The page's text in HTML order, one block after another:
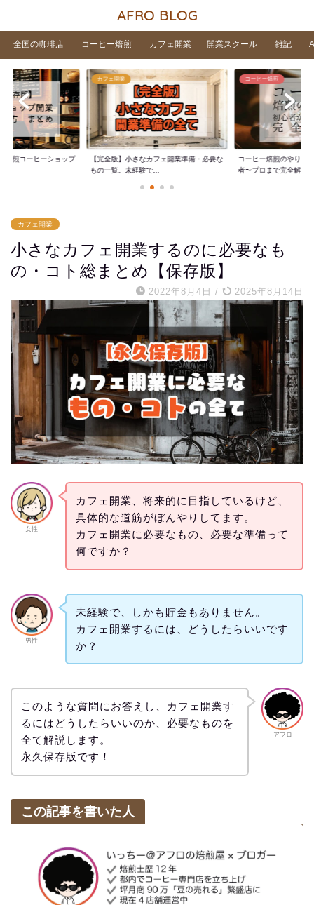
AFRO BLOG
全国の珈琲店 コーヒー焙煎 カフェ開業 開業スクール 雑記
焙煎コーヒーショップ
カフェ開業
【完全版】小さなカフェ開業準備・必要な
もの一覧。未経験で...
コーヒー焙煎
コーヒー焙煎のやり方
者〜プロまで完全解...
カフェ開業
小さなカフェ開業するのに必要なも
の・コト総まとめ【保存版】
2022年8月4日 / 2025年8月14日
女性
カフェ開業、将来的に目指しているけど、
具体的な道筋がぼんやりしてます。
カフェ開業に必要なもの、必要な準備って
何ですか？
男性
未経験で、しかも貯金もありません。
カフェ開業するには、どうしたらいいです
か？
アフロ
このような質問にお答えし、カフェ開業す
るにはどうしたらいいのか、必要なものを
全て解説します。
永久保存版です！
この記事を書いた人